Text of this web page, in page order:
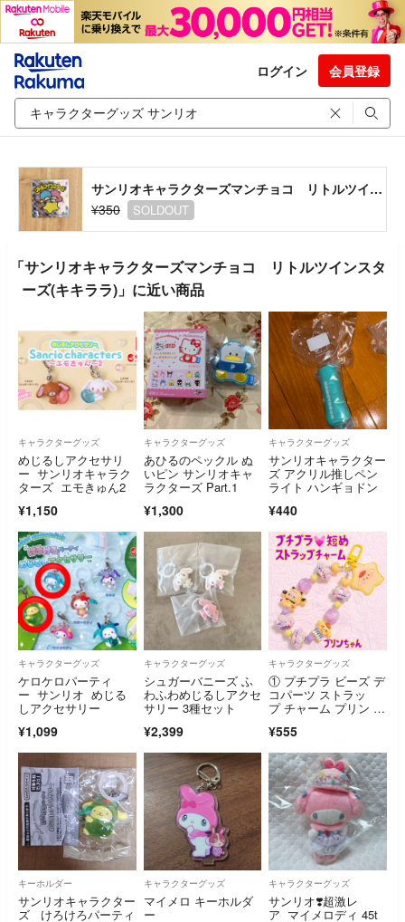
ログイン 会員登録
サンリオキャラクターズマンチョコ リトルツインスターズ(キキララ)
¥350
SOLDOUT
「サンリオキャラクターズマンチョコ リトルツインスタ
ーズ(キキララ)」に近い商品
キャラクターグッズ
めじるしアクセサリ
ー サンリオキャラク
ターズ エモきゅん2
¥1,150
キャラクターグッズ
あひるのペックル ぬ
いピン サンリオキャ
ラクターズ Part.1
¥1,300
キャラクターグッズ
サンリオキャラクター
ズ アクリル推しペン
ライト ハンギョドン
¥440
キャラクターグッズ
ケロケロパーティ
ー サンリオ めじる
しアクセサリー
¥1,099
キャラクターグッズ
シュガーバニーズ ふ
わふわめじるしアクセ
サリー 3種セット
¥2,399
キャラクターグッズ
① プチプラ ビーズ デ
コパーツ ストラッ
プ チャーム プリン 黄
ーム キーホルダー チ
ャーム
¥555
キーホルダー
サンリオキャラクター
ズ けろけろパーティ
キャラクターグッズ
マイメロ キーホルダ
ー
キャラクターグッズ
サンリオ❣️超激レ
ア マイメロディ 45t